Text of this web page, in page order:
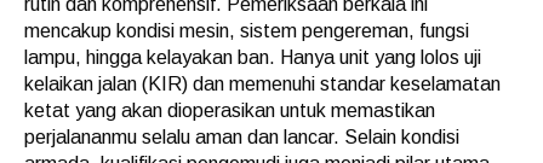
rutin dan komprehensif. Pemeriksaan berkala ini
mencakup kondisi mesin, sistem pengereman, fungsi
lampu, hingga kelayakan ban. Hanya unit yang lolos uji
kelaikan jalan (KIR) dan memenuhi standar keselamatan
ketat yang akan dioperasikan untuk memastikan
perjalananmu selalu aman dan lancar. Selain kondisi